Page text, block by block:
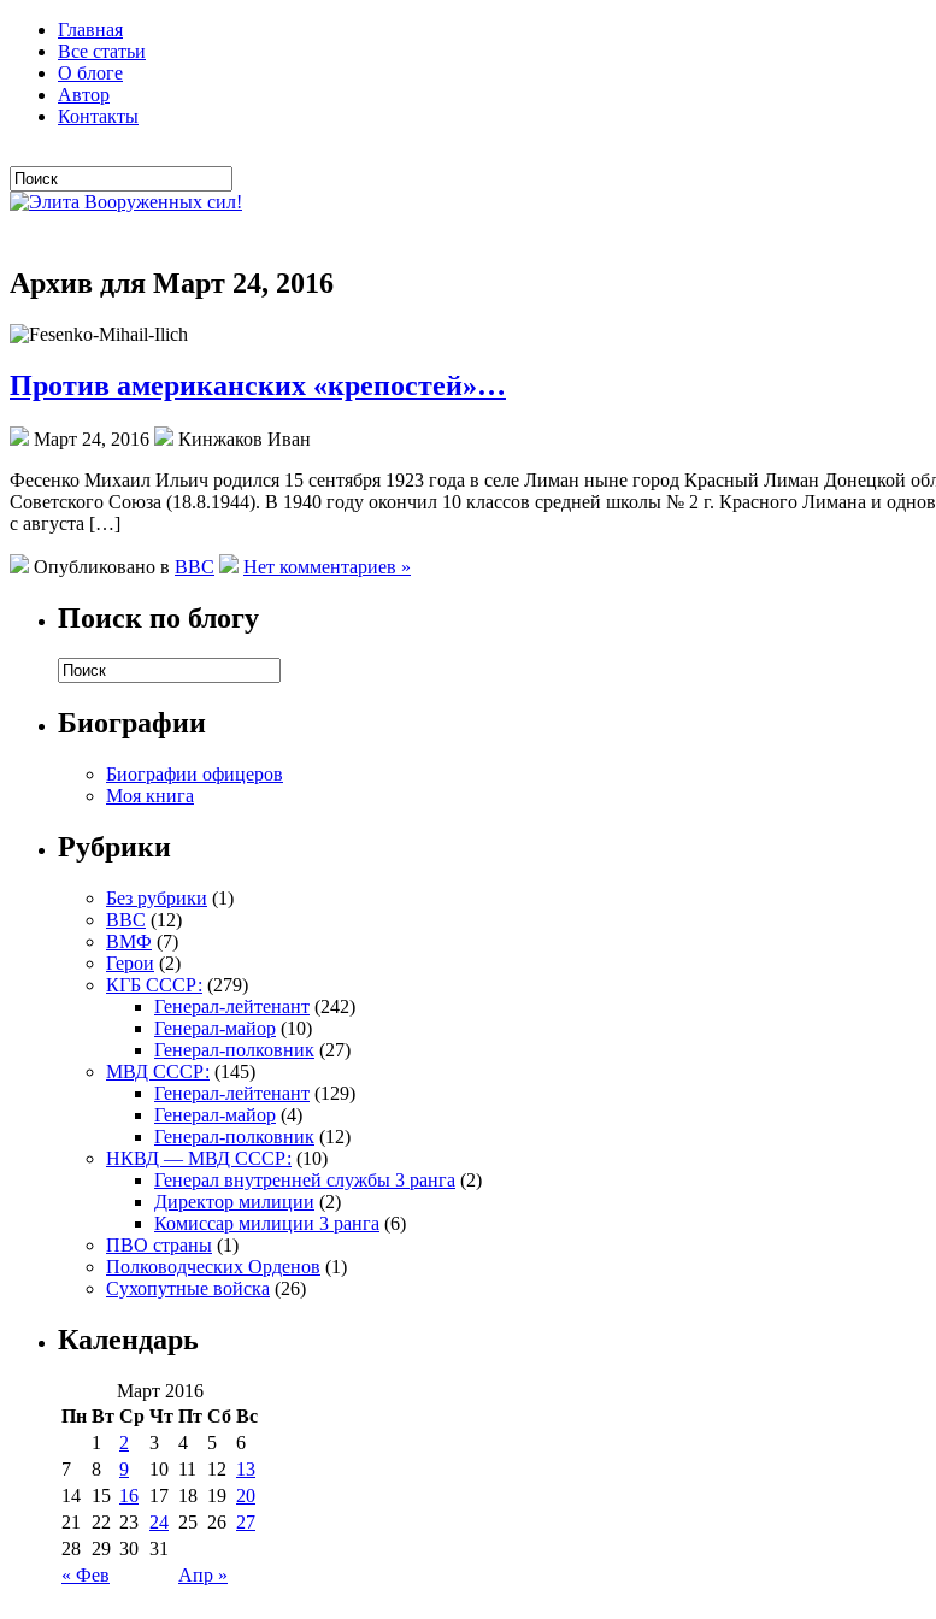
Главная
Все статьи
О блоге
Автор
Контакты
Архив для Март 24, 2016
Против американских «крепостей»…
Март 24, 2016
Кинжаков Иван
Фесенко Михаил Ильич родился 15 сентября 1923 года в селе Лиман ныне город Красный Лиман Донецкой
Советского Союза (18.8.1944). В 1940 году окончил 10 классов средней школы № 2 г. Красного Лимана и
с августа […]
Опубликовано в ВВС Нет комментариев »
Поиск по блогу
Биографии
Биографии офицеров
Моя книга
Рубрики
Без рубрики (1)
ВВС (12)
ВМФ (7)
Герои (2)
КГБ СССР: (279)
Генерал-лейтенант (242)
Генерал-майор (10)
Генерал-полковник (27)
МВД СССР: (145)
Генерал-лейтенант (129)
Генерал-майор (4)
Генерал-полковник (12)
НКВД — МВД СССР: (10)
Генерал внутренней службы 3 ранга (2)
Директор милиции (2)
Комиссар милиции 3 ранга (6)
ПВО страны (1)
Полководческих Орденов (1)
Сухопутные войска (26)
Календарь
Март 2016
Пн Вт Ср Чт Пт Сб Вс
« Фев Апр »
1 2 3 4 5
6
7
8 9 10 11 12 13
14 15 16 17 18 19 20
21
22 23 24 25 26 27
28 29 30 31